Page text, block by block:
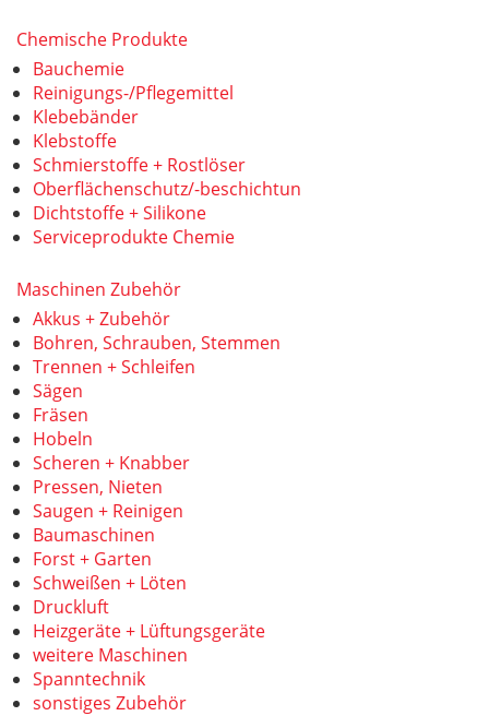
Chemische Produkte
Bauchemie
Reinigungs-/Pflegemittel
Klebebänder
Klebstoffe
Schmierstoffe + Rostlöser
Oberflächenschutz/-beschichtun
Dichtstoffe + Silikone
Serviceprodukte Chemie
Maschinen Zubehör
Akkus + Zubehör
Bohren, Schrauben, Stemmen
Trennen + Schleifen
Sägen
Fräsen
Hobeln
Scheren + Knabber
Pressen, Nieten
Saugen + Reinigen
Baumaschinen
Forst + Garten
Schweißen + Löten
Druckluft
Heizgeräte + Lüftungsgeräte
weitere Maschinen
Spanntechnik
sonstiges Zubehör